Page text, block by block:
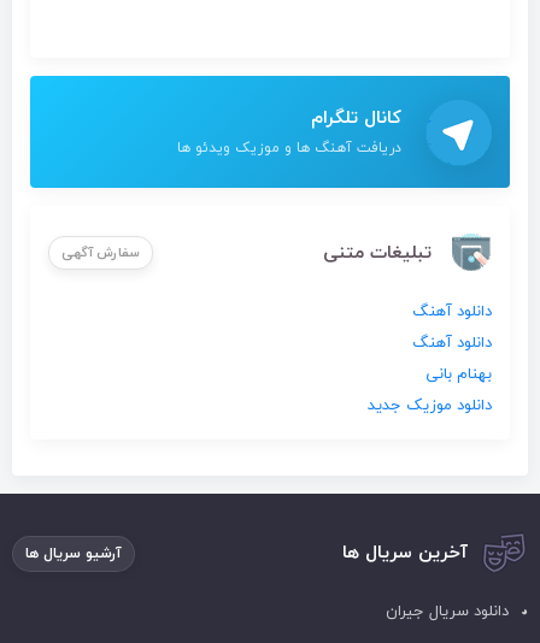
کانال تلگرام
دریافت آهنگ ها و موزیک ویدئو ها
تبلیغات متنی سفارش آگهی
دانلود آهنگ
دانلود آهنگ
بهنام بانی
دانلود موزیک جدید
آخرین سریال ها آرشیو سریال ها
دانلود سریال جیران